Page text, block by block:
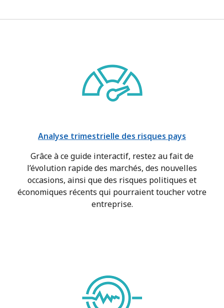
Analyse trimestrielle des risques pays
Grâce à ce guide interactif, restez au fait de
l’évolution rapide des marchés, des nouvelles
occasions, ainsi que des risques politiques et
économiques récents qui pourraient toucher votre
entreprise.